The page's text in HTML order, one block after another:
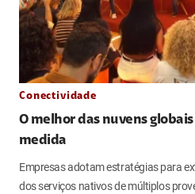
Conectividade
O melhor das nuvens
medida
Empresas adotam estratégias para
dos serviços nativos de múltiplos